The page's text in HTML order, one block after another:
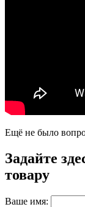
Ещё не было
Задайте
товару
Ваше имя: